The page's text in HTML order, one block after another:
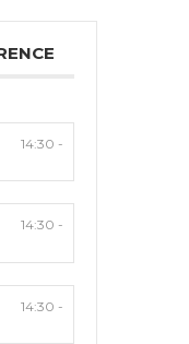
14:30 -
14:30 -
14:30 -